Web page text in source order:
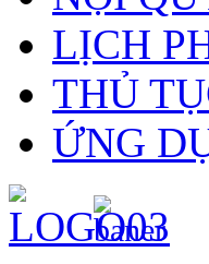
LỊCH
THỦ
ỨNG